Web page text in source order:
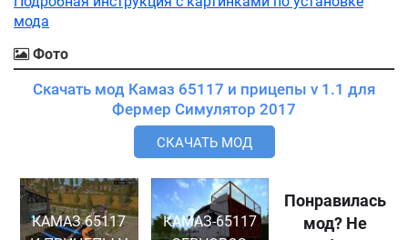
мода
Фото
Скачать мод Камаз 65117 и прицепы v 1.1 для
Фермер Симулятор 2017
СКАЧАТЬ МОД
КАМАЗ 65117
КАМАЗ-65117
Понравилась
мод? Не